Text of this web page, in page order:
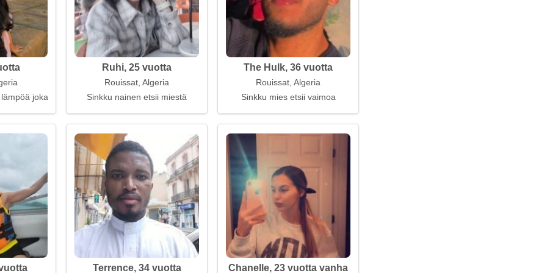
joka päivä
Ruhi, 25 vuotta
Rouissat, Algeria
Sinkku nainen etsii miestä
The Hulk, 36 vuotta
Rouissat, Algeria
Sinkku mies etsii vaimoa
Terrence, 34 vuotta Chanelle, 23 vuotta vanha